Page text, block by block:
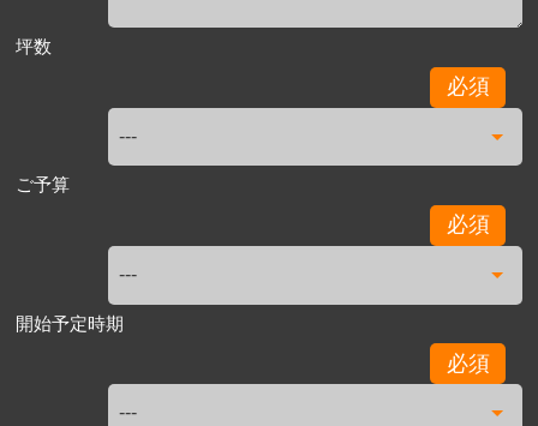
坪数
必須
ご予算
必須
開始予定時期
必須